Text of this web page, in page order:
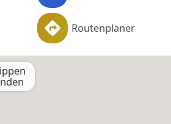
Routenplaner